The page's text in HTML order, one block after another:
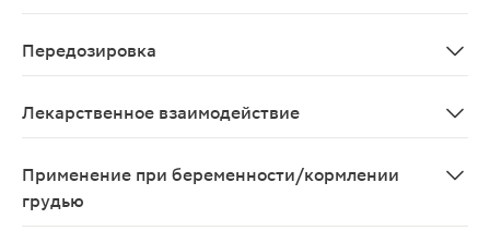
Передозировка
Лекарственное взаимодействие
Применение при беременности/кормлении
грудью